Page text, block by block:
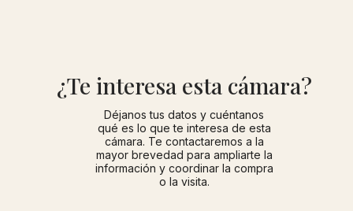
¿Te interesa esta cámara?
Déjanos tus datos y cuéntanos
qué es lo que te interesa de esta
cámara. Te contactaremos a la
mayor brevedad para ampliarte la
información y coordinar la compra
o la visita.